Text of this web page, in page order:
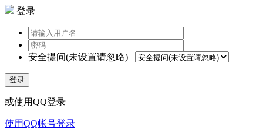
登录
安全提问(未设置请忽略)
登录
或使用QQ登录
使用QQ帐号登录